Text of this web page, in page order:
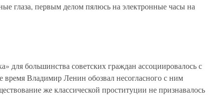
глаза, первым делом пялюсь на электронные часы на
большинства советских граждан ассоциировалось с
время Владимир Ленин обозвал несогласного с ним
же классической проституции не признавалось